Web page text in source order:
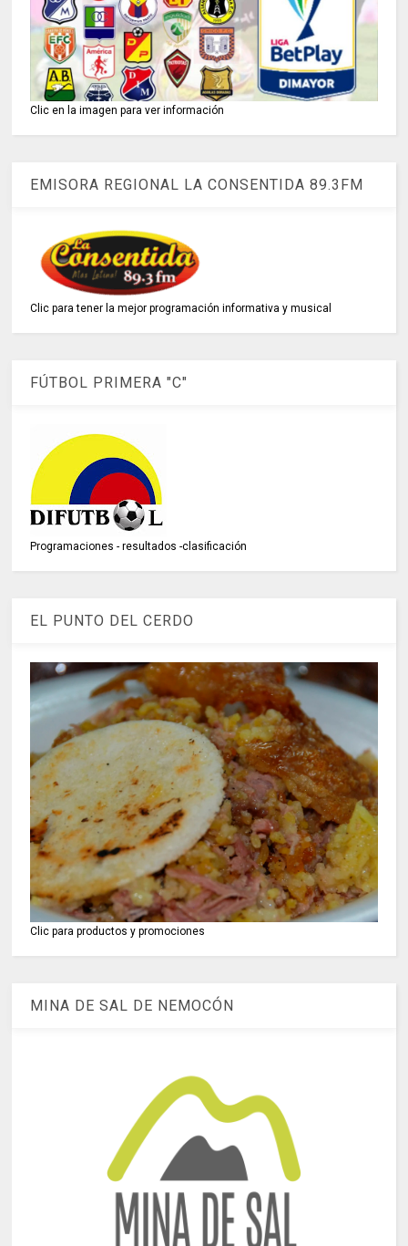
Clic en la imagen para ver información
EMISORA REGIONAL LA CONSENTIDA 89.3FM
Clic para tener la mejor programación informativa y musical
FÚTBOL PRIMERA "C"
Programaciones - resultados -clasificación
EL PUNTO DEL CERDO
Clic para productos y promociones
MINA DE SAL DE NEMOCÓN